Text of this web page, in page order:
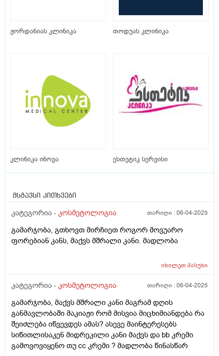
ჟორდანიას კლინიკა თოდუას კლინიკა
კლინიკა ინოვა ესთეტიკ სერვისი
მსგავსი კითხვები
კატეგორია - კოსმეტოლოგია თარიღი :06-04-2025
გამარჯობა, გთხოვთ მირჩიეთ როგორ მოვუარო
ფორებიან კანს, მაქვს მშრალი კანი. მადლობა
იხილეთპასუხი
კატეგორია - კოსმეტოლოგია თარიღი :06-04-2025
გამარჯობა, მაქვს მშრალი კანი მაგრამ დღის
განმავლობაში მაკიაჟი რომ მისვია მიცხიმიანდება რა
შეიძლება იწვევდეს ამას? ასევე მაინტერესებს
სიწითლისაკენ მიდრეკილი კანი მაქვს და bb კრემი
გამოვოვიყენო თუ cc კრემი ? მადლობა წინასწარ